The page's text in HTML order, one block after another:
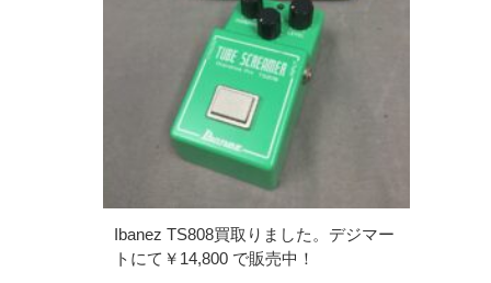
Ibanez TS808買取りました。デジマー
トにて￥14,800 で販売中！